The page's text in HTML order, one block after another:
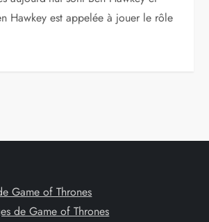
Hawkey est appelée à jouer le rôle
Game of Thrones
de Game of Thrones